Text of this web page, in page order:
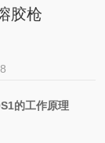
胶枪
的工作原理